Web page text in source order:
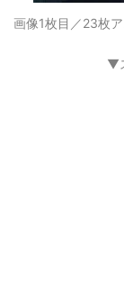
画像1枚目／23枚
▼